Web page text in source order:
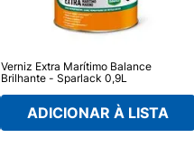
Verniz Extra Marítimo Balance
Brilhante - Sparlack 0,9L
ADICIONAR À LISTA